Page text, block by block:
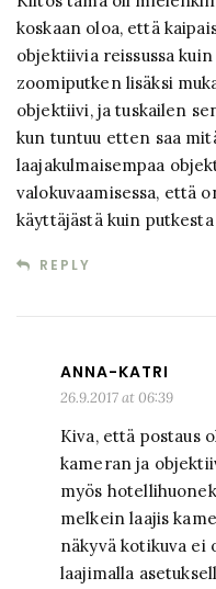
koskaan oloa, että
objektiivia reissussa
zoomiputken lisäksi
objektiivi, ja tuskailen
kun tuntuu etten saa
laajakulmaisempaa
valokuvaamisessa, että
käyttäjästä kuin putkesta
REPLY
ANNA-KATRI
26.9.2017 at 06:39
Kiva, että postaus
kameran ja
myös
melkein laajis
näkyvä kotikuva ei
laajimalla